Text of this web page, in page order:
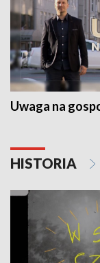
Uwaga na
HISTORIA